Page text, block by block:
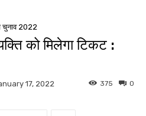
चुनाव 2022
को मिलेगा टिकट :
17, 2022 0
375